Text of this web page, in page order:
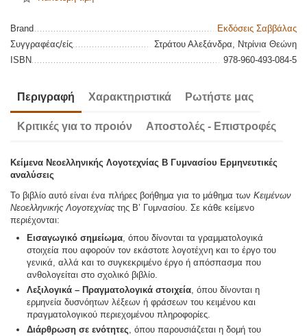
Brand
Εκδόσεις Σαββάλας
Συγγραφέας/είς
Στράτου Αλεξάνδρα, Ντρίνια Θεώνη
ISBN
978-960-493-084-5
Περιγραφή Χαρακτηριστικά Ρωτήστε μας
Κριτικές για το προιόν Αποστολές - Επιστροφές
Κείμενα Νεοελληνικής Λογοτεχνίας Β Γυμνασίου Ερμηνευτικές
αναλύσεις
Το βιβλίο αυτό είναι ένα πλήρες βοήθημα για το μάθημα τωνΚειμένων
Νεοελληνικής Λογοτεχνίας της Β’ Γυμνασίου. Σε κάθε κείμενο
περιέχονται:
Εισαγωγικό σημείωμα, όπου δίνονται τα γραμματολογικά
στοιχεία που αφορούν τον εκάστοτε λογοτέχνη και το έργο του
γενικά, αλλά και το συγκεκριμένο έργο ή απόσπασμα που
ανθολογείται στο σχολικό βιβλίο.
Λεξιλογικά – Πραγματολογικά στοιχεία, όπου δίνονται η
ερμηνεία δυσνόητων λέξεων ή φράσεων του κειμένου και
πραγματολογικού περιεχομένου πληροφορίες.
Διάρθρωση σε ενότητες, όπου παρουσιάζεται η δομή του